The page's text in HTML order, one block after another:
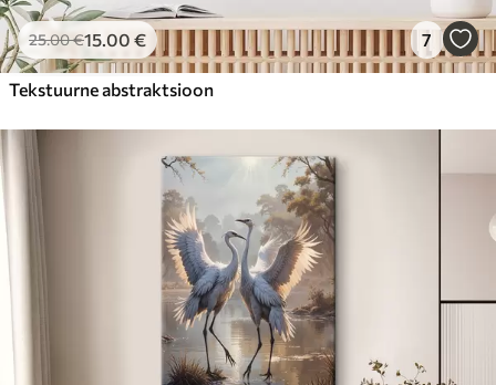
25.00€15.00 € 7
Tekstuurne abstraktsioon